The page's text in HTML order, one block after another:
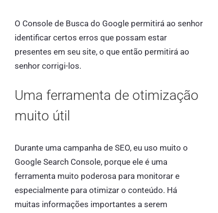
O Console de Busca do Google permitirá ao senhor
identificar certos erros que possam estar
presentes em seu site, o que então permitirá ao
senhor corrigi-los.
Uma ferramenta de otimização
muito útil
Durante uma campanha de SEO, eu uso muito o
Google Search Console, porque ele é uma
ferramenta muito poderosa para monitorar e
especialmente para otimizar o conteúdo. Há
muitas informações importantes a serem